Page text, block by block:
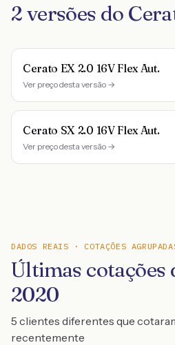
2versões do
Cerato EX 2.0 16V Flex Aut.
Ver preço desta versão →
Cerato SX 2.0 16V Flex Aut.
Ver preço desta versão →
DADOS REAIS · COTAÇÕES
Últimas cotações
2020
5 clientes diferentes que
recentemente